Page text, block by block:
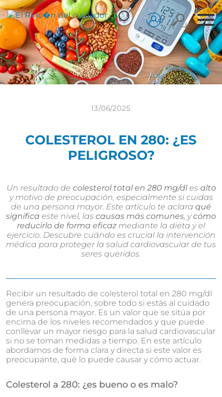
13/06/2025
COLESTEROL EN 280: ¿ES
PELIGROSO?
Un resultado de colesterol total en 280 mg/dles alto
y motivo de preocupación, especialmente si cuidas
de una persona mayor. Este artículo te aclara qué
significa este nivel, las causas más comunes, ycómo
reducirlo de forma eficaz mediante la dieta y el
ejercicio. Descubre cuándo es crucial la intervención
médica para proteger la salud cardiovascular de tus
seres queridos.
Recibir un resultado de colesterol total en 280 mg/dl
genera preocupación, sobre todo si estás al cuidado
de una persona mayor. Es un valor que se sitúa por
encima de los niveles recomendados y que puede
conllevar un mayor riesgo para la salud cardiovascular
si no se toman medidas a tiempo. En este artículo
abordamos de forma clara y directa si este valor es
preocupante, qué lo puede causar y cómo actuar.
Colesterol a 280: ¿es bueno o es malo?